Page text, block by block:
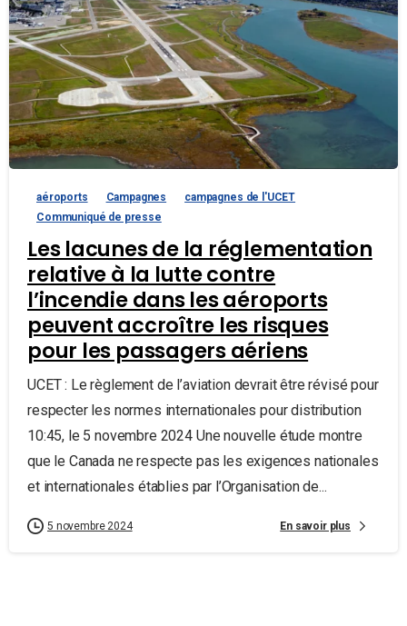
aéroports Campagnes
campagnes de l'UCET
Communiqué de presse
Les lacunes de la réglementation
relative à la lutte contre
l’incendie dans les aéroports
peuvent accroître les risques
pour les passagers aériens
UCET : Le règlement de l’aviation devrait être révisé pour
respecter les normes internationales pour distribution
10:45, le 5 novembre 2024 Une nouvelle étude montre
que le Canada ne respecte pas les exigences nationales
et internationales établies par l’Organisation de...
5 novembre 2024 En savoir plus